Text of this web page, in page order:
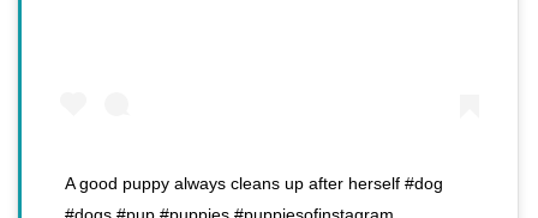
A good puppy always cleans up after herself #dog